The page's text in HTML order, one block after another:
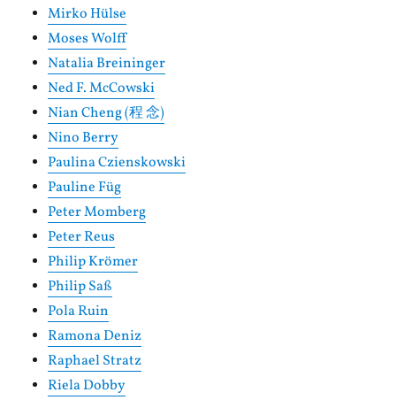
Mirko Hülse
Moses Wolff
Natalia Breininger
Ned F. McCowski
Nian Cheng (程 念)
Nino Berry
Paulina Czienskowski
Pauline Füg
Peter Momberg
Peter Reus
Philip Krömer
Philip Saß
Pola Ruin
Ramona Deniz
Raphael Stratz
Riela Dobby